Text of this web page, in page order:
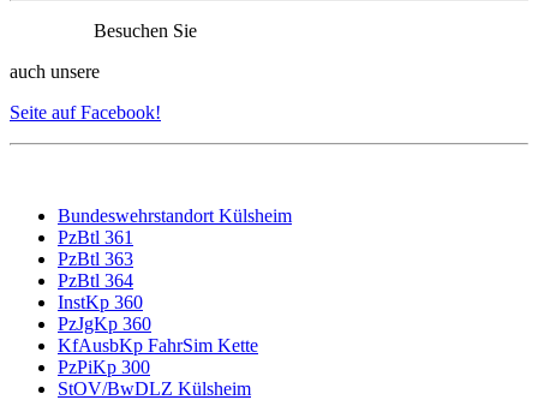
Besuchen Sie
auch unsere
Seite auf Facebook!
Bundeswehrstandort Külsheim
PzBtl 361
PzBtl 363
PzBtl 364
InstKp 360
PzJgKp 360
KfAusbKp FahrSim Kette
PzPiKp 300
StOV/BwDLZ Külsheim